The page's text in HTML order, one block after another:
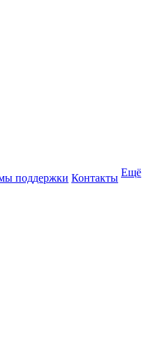
поддержки Контакты Ещё